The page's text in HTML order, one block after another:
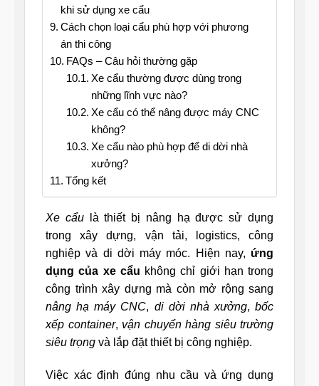
khi sử dụng xe cẩu
Cách chọn loại cẩu phù hợp với phương
án thi công
FAQs – Câu hỏi thường gặp
Xe cẩu thường được dùng trong
những lĩnh vực nào?
Xe cẩu có thể nâng được máy CNC
không?
Xe cẩu nào phù hợp để di dời nhà
xưởng?
Tổng kết
Xe cẩulà thiết bị nâng hạ được sử dụng
trong xây dựng, vận tải, logistics, công
nghiệp và di dời máy móc. Hiện nay, ứng
dụng của xe cẩu không chỉ giới hạn trong
công trình xây dựng mà còn mở rộng sang
nâng hạ máy CNC, di dời nhà xưởng, bốc
xếp container, vận chuyển hàng siêu trường
siêu trọng và lắp đặt thiết bị công nghiệp.
Việc xác định đúng nhu cầu và ứng dụng